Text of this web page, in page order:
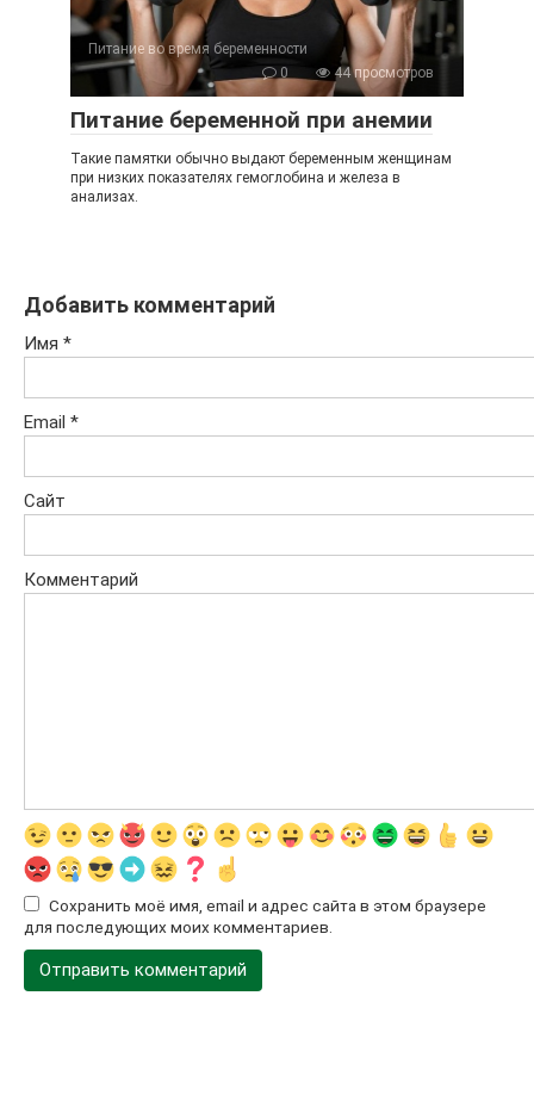
Питание во время беременности
0
44 просмотров
Питание беременной при анемии
Такие памятки обычно выдают беременным женщинам
при низких показателях гемоглобина и железа в
анализах.
Добавить комментарий
Имя *
Email *
Сайт
Комментарий
Сохранить моё имя, email и адрес сайта в этом браузере
для последующих моих комментариев.